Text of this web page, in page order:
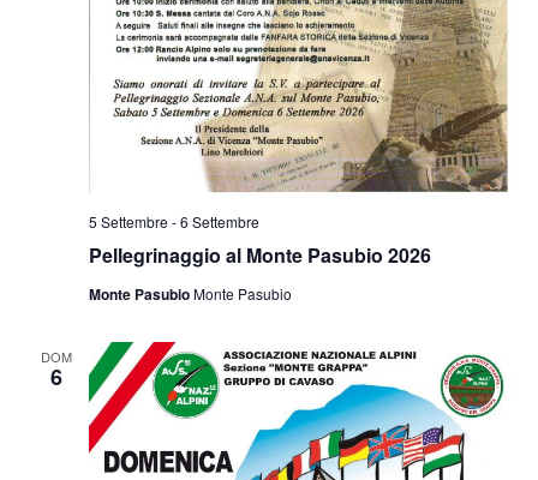
Pellegrinaggio al Monte Pasubio 2026
5 Settembre -6 Settembre
Monte PasubioMonte Pasubio
DOM
6